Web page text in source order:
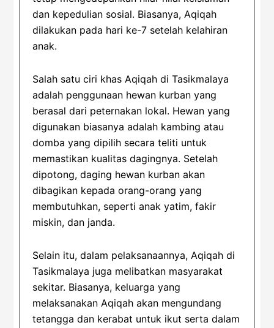
dan kepedulian sosial. Biasanya, Aqiqah
dilakukan pada hari ke-7 setelah kelahiran
anak.
Salah satu ciri khas Aqiqah di Tasikmalaya
adalah penggunaan hewan kurban yang
berasal dari peternakan lokal. Hewan yang
digunakan biasanya adalah kambing atau
domba yang dipilih secara teliti untuk
memastikan kualitas dagingnya. Setelah
dipotong, daging hewan kurban akan
dibagikan kepada orang-orang yang
membutuhkan, seperti anak yatim, fakir
miskin, dan janda.
Selain itu, dalam pelaksanaannya, Aqiqah di
Tasikmalaya juga melibatkan masyarakat
sekitar. Biasanya, keluarga yang
melaksanakan Aqiqah akan mengundang
tetangga dan kerabat untuk ikut serta dalam